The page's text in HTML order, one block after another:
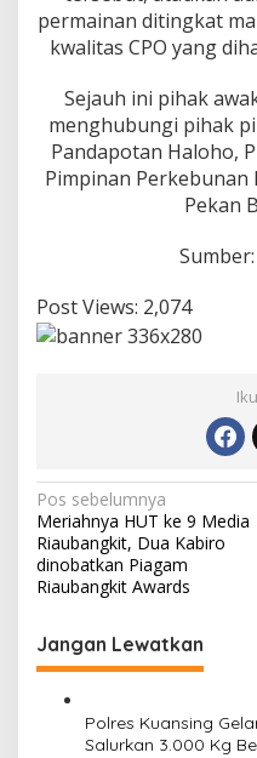
u
K
a
n
a
D
i
d
u
a
a
n
g
permainan ditingkat
kwalitas CPO yang
Sejauh ini pihak
menghubungi pihak
Pandapotan Haloho,
Pimpinan Perkebunan
Pekan
Post Views: 2,074
N
a
v
g
a
Pos sebelumnya
Meriahnya HUT ke 9 Media
Riaubangkit, Dua Kabiro
dinobatkan Piagam
Riaubangkit Awards
Jangan Lewatkan
Polres Kuansing
Salurkan 3.000 Kg